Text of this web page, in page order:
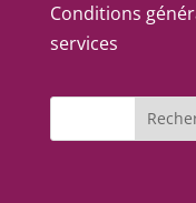
Conditions
services